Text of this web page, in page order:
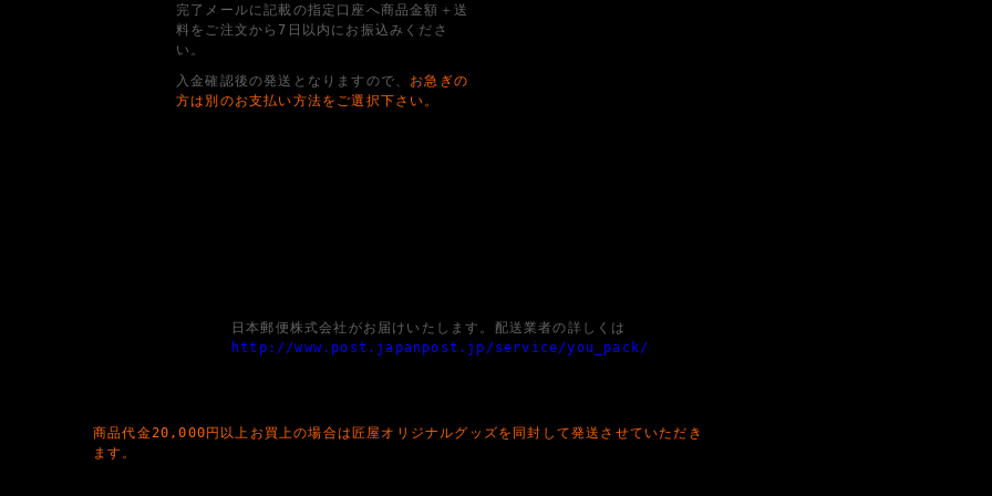
完了メールに記載の指定口座へ商品金額＋送
料をご注文から7日以内にお振込みくださ
い。
入金確認後の発送となりますので、 お急ぎの
方は別のお支払い方法をご選択下さい。
日本郵便株式会社がお届けいたします。配送業者の詳しくは
http://www.post.japanpost.jp/service/you_pack/
商品代金20,000円以上お買上の場合は匠屋オリジナルグッズを同封して発送させていただき
ます。